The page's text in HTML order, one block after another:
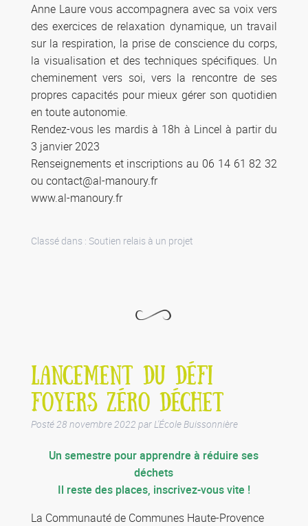
Anne Laure vous accompagnera avec sa voix vers
des exercices de relaxation dynamique, un travail
sur la respiration, la prise de conscience du corps,
la visualisation et des techniques spécifiques. Un
cheminement vers soi, vers la rencontre de ses
propres capacités pour mieux gérer son quotidien
en toute autonomie.
Rendez-vous les mardis à 18h à Lincel à partir du
3 janvier 2023
Renseignements et inscriptions au 06 14 61 82 32
ou contact@al-manoury.fr
www.al-manoury.fr
Classé dans : Soutien relais à un projet
LANCEMENT DU DÉFI
FOYERS ZÉRO DÉCHET
Posté28 novembre 2022 parL'École Buissonnière
Un semestre pour apprendre à réduire ses
déchets
Il reste des places, inscrivez-vous vite !
La Communauté de Communes Haute-Provence